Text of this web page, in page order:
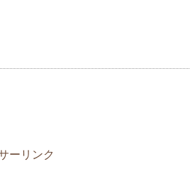
していて幸せだな、と思ったのは
時です。 付きあった当初は手をつ
ぎて、手をつないていでもあまり
識が集中してしまっていました。
ーリンク